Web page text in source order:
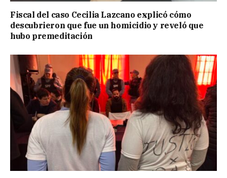
Fiscal del caso Cecilia Lazcano explicó cómo
descubrieron que fue un homicidio y reveló que
hubo premeditación